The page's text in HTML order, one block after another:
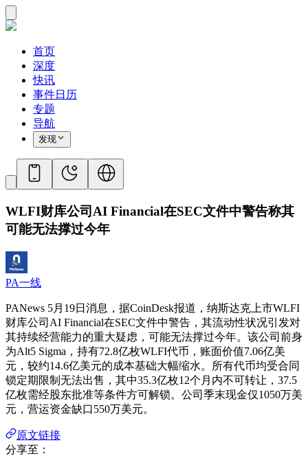
首页
深度
快讯
事件日历
专题
导航
发现
WLFI财库公司AI Financial在SEC文件中警告称其
可能无法撑过今年
PA一线
PANews 5月19日消息，据CoinDesk报道，纳斯达克上市WLFI
财库公司AI Financial在SEC文件中警告，其流动性状况引发对
其持续经营能力的重大疑虑，可能无法撑过今年。该公司前身
为Alt5 Sigma，持有72.8亿枚WLFI代币，账面价值7.06亿美
元，较约14.6亿美元的成本基础大幅缩水。所有代币均受合同
锁定期限制无法出售，其中35.3亿枚12个月内不可转让，37.5
亿枚需经股东批准等条件方可解锁。公司季末现金仅1050万美
元，营运资金缺口550万美元。
原文链接
分享至：